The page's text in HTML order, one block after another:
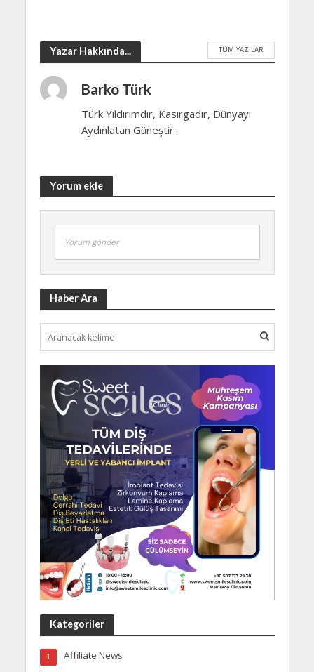
Yazar Hakkında... TÜM YAZILAR
Barko Türk
Türk Yıldırımdır, Kasırgadır, Dünyayı
Aydınlatan Güneştir.
Yorum ekle
Yorum gönder
Haber Ara
Kategoriler
Affiliate News
1